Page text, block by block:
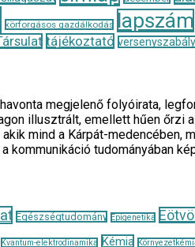
körforgásos gazdálkodás lapszám
tájékoztató
megjelenő folyóirata,
illusztrált, emellett hűen
mind a Kárpát-
tudományában
Egészségtudomány Epigenetika
Kvantum-elektrodinamika Kémia